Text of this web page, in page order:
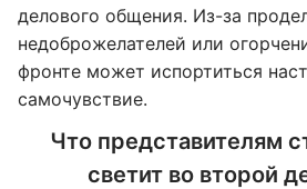
делового общения. Из-за
недоброжелателей или
фронте может испортиться
самочувствие.
Что представителям
светит во второй